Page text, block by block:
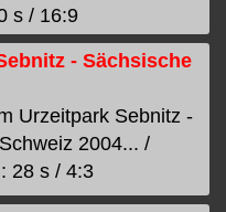
s / 16:9
- Sächsische
Urzeitpark Sebnitz -
2004... /
28 s / 4:3